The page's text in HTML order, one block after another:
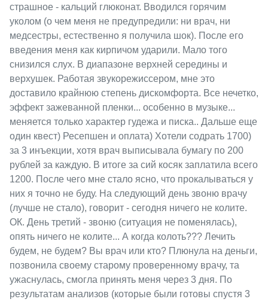
страшное - кальций глюконат. Вводился горячим
уколом (о чем меня не предупредили: ни врач, ни
медсестры, естественно я получила шок). После его
введения меня как кирпичом ударили. Мало того
снизился слух. В диапазоне верхней середины и
верхушек. Работая звукорежиссером, мне это
доставило крайнюю степень дискомфорта. Все нечетко,
эффект зажеванной пленки... особенно в музыке...
меняется только характер гудежа и писка.. Дальше еще
один квест) Ресепшен и оплата) Хотели содрать 1700)
за 3 инъекции, хотя врач выписывала бумагу по 200
рублей за каждую. В итоге за сий косяк заплатила всего
1200. После чего мне стало ясно, что прокалываться у
них я точно не буду. На следующий день звоню врачу
(лучше не стало), говорит - сегодня ничего не колите.
ОК. День третий - звоню (ситуация не поменялась),
опять ничего не колите... А когда колоть??? Лечить
будем, не будем? Вы врач или кто? Плюнула на деньги,
позвонила своему старому проверенному врачу, та
ужаснулась, смогла принять меня через 3 дня. По
результатам анализов (которые были готовы спустя 3